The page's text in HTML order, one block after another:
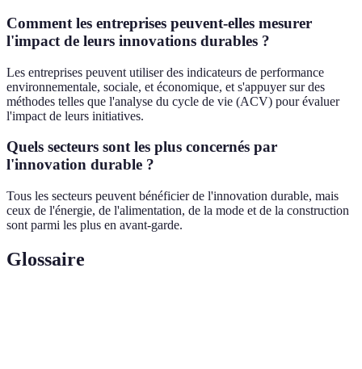
Comment les entreprises peuvent-elles mesurer
l'impact de leurs innovations durables ?
Les entreprises peuvent utiliser des indicateurs de performance
environnementale, sociale, et économique, et s'appuyer sur des
méthodes telles que l'analyse du cycle de vie (ACV) pour évaluer
l'impact de leurs initiatives.
Quels secteurs sont les plus concernés par
l'innovation durable ?
Tous les secteurs peuvent bénéficier de l'innovation durable, mais
ceux de l'énergie, de l'alimentation, de la mode et de la construction
sont parmi les plus en avant-garde.
Glossaire